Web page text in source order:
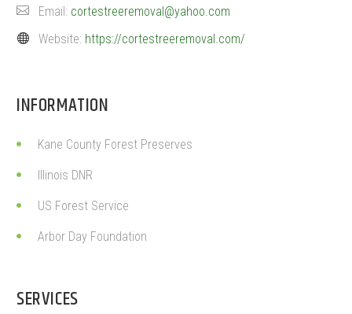
Email: cortestreeremoval@yahoo.com
Website: https://cortestreeremoval.com/
INFORMATION
Kane County Forest Preserves
Illinois DNR
US Forest Service
Arbor Day Foundation
SERVICES